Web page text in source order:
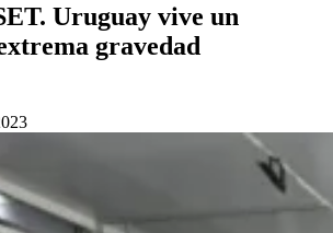
Uruguay vive un
gravedad